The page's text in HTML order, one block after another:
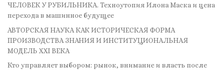
ЧЕЛОВЕК У РУБИЛЬНИКА. Техноутопия Илона Маска и цена
перехода в машинное будущее
АВТОРСКАЯ НАУКА КАК ИСТОРИЧЕСКАЯ ФОРМА
ПРОИЗВОДСТВА ЗНАНИЯ И ИНСТИТУЦИОНАЛЬНАЯ
МОДЕЛЬ XXI ВЕКА
Кто управляет выбором: рынок, внимание и власть после